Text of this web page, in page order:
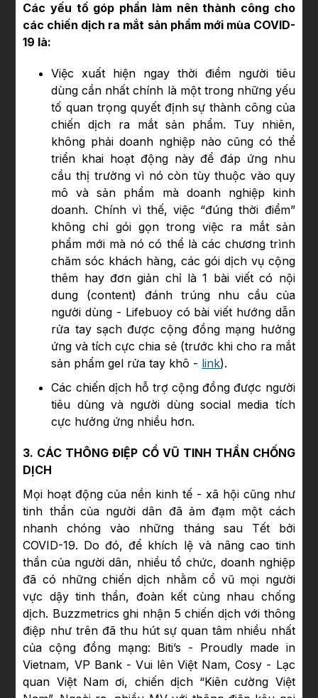
Các yếu tố góp phần làm nên thành công cho
các chiến dịch ra mắt sản phẩm mới mùa COVID-
19 là:
Việc xuất hiện ngay thời điểm người tiêu
dùng cần nhất chính là một trong những yếu
tố quan trọng quyết định sự thành công của
chiến dịch ra mắt sản phẩm. Tuy nhiên,
không phải doanh nghiệp nào cũng có thể
triển khai hoạt động này để đáp ứng nhu
cầu thị trường vì nó còn tùy thuộc vào quy
mô và sản phẩm mà doanh nghiệp kinh
doanh. Chính vì thế, việc “đúng thời điểm”
không chỉ gói gọn trong việc ra mắt sản
phẩm mới mà nó có thể là các chương trình
chăm sóc khách hàng, các gói dịch vụ cộng
thêm hay đơn giản chỉ là 1 bài viết có nội
dung (content) đánh trúng nhu cầu của
người dùng - Lifebuoy có bài viết hướng dẫn
rửa tay sạch được cộng đồng mạng hưởng
ứng và tích cực chia sẻ (trước khi cho ra mắt
sản phẩm gel rửa tay khô - link).
Các chiến dịch hỗ trợ cộng đồng được người
tiêu dùng và người dùng social media tích
cực hưởng ứng nhiều hơn.
3. CÁC THÔNG ĐIỆP CỔ VŨ TINH THẦN CHỐNG
DỊCH
Mọi hoạt động của nền kinh tế - xã hội cũng như
tinh thần của người dân đã ảm đạm một cách
nhanh chóng vào những tháng sau Tết bởi
COVID-19. Do đó, để khích lệ và nâng cao tinh
thần của người dân, nhiều tổ chức, doanh nghiệp
đã có những chiến dịch nhằm cổ vũ mọi người
vực dậy tinh thần, đoàn kết cùng nhau chống
dịch. Buzzmetrics ghi nhận 5 chiến dịch với thông
điệp như trên đã thu hút sự quan tâm nhiều nhất
của cộng đồng mạng: Biti’s - Proudly made in
Vietnam, VP Bank - Vui lên Việt Nam, Cosy - Lạc
quan Việt Nam ơi, chiến dịch “Kiên cường Việt